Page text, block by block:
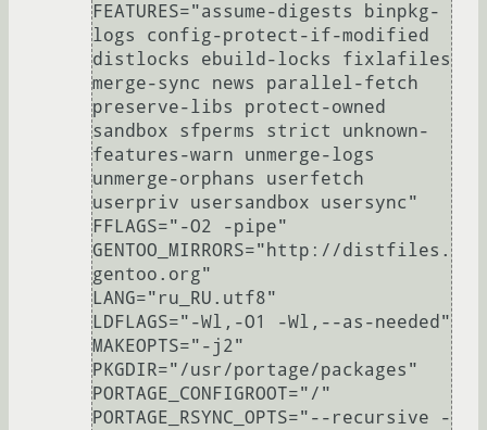
FEATURES="assume-digests binpkg-
logs config-protect-if-modified
distlocks ebuild-locks fixlafiles
merge-sync news parallel-fetch
preserve-libs protect-owned
sandbox sfperms strict unknown-
features-warn unmerge-logs
unmerge-orphans userfetch
userpriv usersandbox usersync"
FFLAGS="-O2 -pipe"
GENTOO_MIRRORS="http://distfiles.
gentoo.org"
LANG="ru_RU.utf8"
LDFLAGS="-Wl,-O1 -Wl,--as-needed"
MAKEOPTS="-j2"
PKGDIR="/usr/portage/packages"
PORTAGE_CONFIGROOT="/"
PORTAGE_RSYNC_OPTS="--recursive -